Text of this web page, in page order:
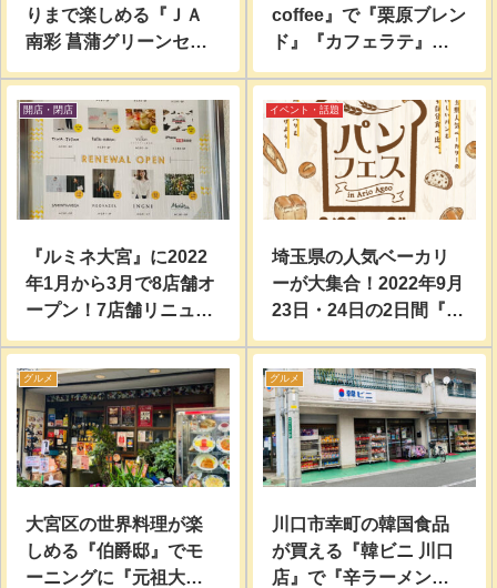
りまで楽しめる『ＪＡ
南彩 菖蒲グリーンセン
ター』で新鮮野菜に地
みた。
coffee』で『栗原ブレン
ド』『カフェラテ』
『あんバターサンド』
開店・閉店
『ルミネ大宮』に2022
年1月から3月で8店舗オ
ープン！7店舗リニュー
アルオープン！
イベント・話題
埼玉県の人気ベーカリ
ーが大集合！2022年9月
23日・24日の2日間『ア
リオ上尾』で『パンフ
グルメ
大宮区の世界料理が楽
しめる『伯爵邸』でモ
ーニングに『元祖大宮
グルメ
川口市幸町の韓国食品
が買える『韓ビニ 川口
店』で『辛ラーメンポ